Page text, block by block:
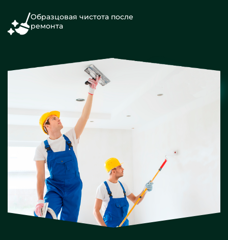
Образцовая чистота после
ремонта